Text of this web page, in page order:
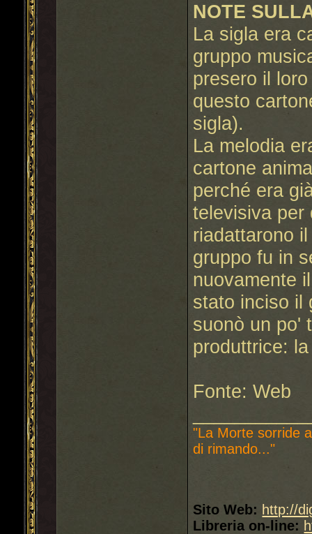
NOTE
La sigla era
gruppo
presero il
questo
sigla).
La melodia
cartone
perché era
televisiva per
riadattarono
gruppo fu in
nuovamente
stato inciso il
suonò un po'
produttrice:
Fonte: Web
"La Morte sorride
di rimando..."
Sito Web: http://
Libreria on-line: